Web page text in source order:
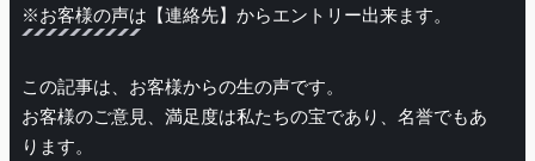
※お客様の声は【連絡先】からエントリー出来ます。
この記事は、お客様からの生の声です。
お客様のご意見、満足度は私たちの宝であり、名誉でもあ
ります。